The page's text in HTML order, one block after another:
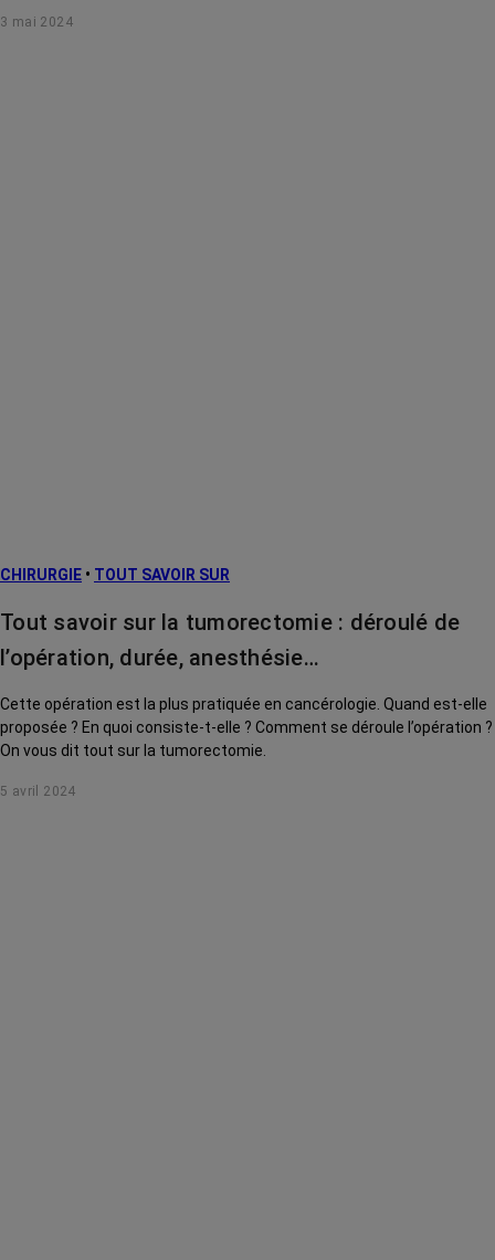
3 mai 2024
CHIRURGIE • TOUT SAVOIR SUR
Tout savoir sur la tumorectomie : déroulé de
l’opération, durée, anesthésie…
Cette opération est la plus pratiquée en cancérologie. Quand est-elle
proposée ? En quoi consiste-t-elle ? Comment se déroule l’opération ?
On vous dit tout sur la tumorectomie.
5 avril 2024